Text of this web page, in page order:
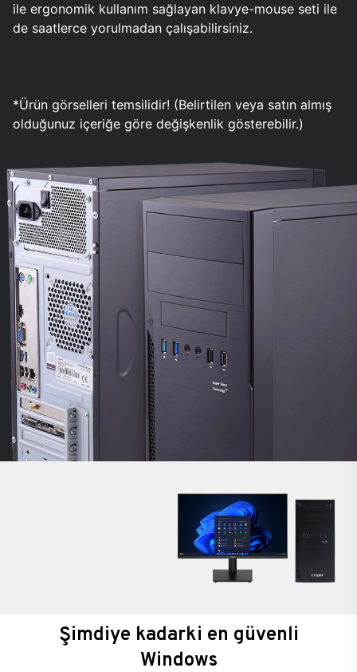
ile ergonomik kullanım sağlayan klavye-mouse seti ile
de saatlerce yorulmadan çalışabilirsiniz.
*Ürün görselleri temsilidir! (Belirtilen veya satın almış
olduğunuz içeriğe göre değişkenlik gösterebilir.)
Şimdiye kadarki en güvenli
Windows